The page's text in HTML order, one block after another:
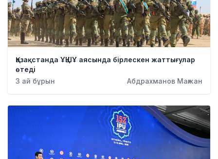
Қазақстанда ҰҚШҰ аясында бірлескен жаттығулар
өтеді
3 ай бұрын
Абдрахманов Мағжан